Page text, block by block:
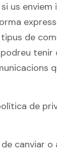
us enviem
de
podreu
de
canviar